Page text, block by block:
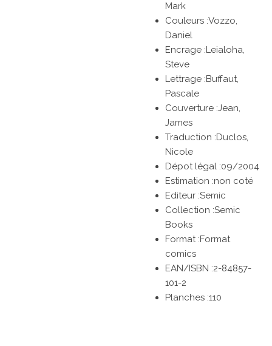
Mark
Couleurs :Vozzo,
Daniel
Encrage :Leialoha,
Steve
Lettrage :Buffaut,
Pascale
Couverture :Jean,
James
Traduction :Duclos,
Nicole
Dépot légal :09/2004
Estimation :non coté
Editeur :Semic
Collection :Semic
Books
Format :Format
comics
EAN/ISBN :2-84857-
101-2
Planches :110